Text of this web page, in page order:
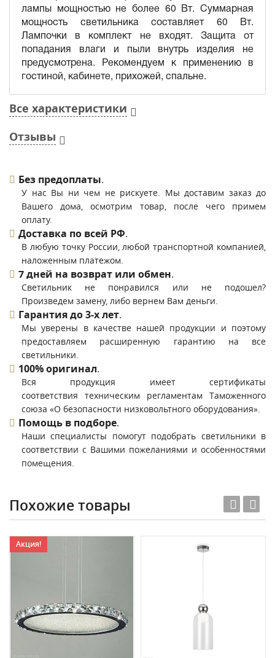
лампы мощностью не более 60 Вт. Суммарная
мощность светильника составляет 60 Вт.
Лампочки в комплект не входят. Защита от
попадания влаги и пыли внутрь изделия не
предусмотрена. Рекомендуем к применению в
гостиной, кабинете, прихожей, спальне.
Все характеристики
Отзывы
Без предоплаты.
У нас Вы ни чем не рискуете. Мы доставим заказ до
Вашего дома, осмотрим товар, после чего примем
оплату.
Доставка по всей РФ.
В любую точку России, любой транспортной компанией,
наложенным платежом.
7 дней на возврат или обмен.
Светильник не понравился или не подошел?
Произведем замену, либо вернем Вам деньги.
Гарантия до 3-х лет.
Мы уверены в качестве нашей продукции и поэтому
предоставляем расширенную гарантию на все
светильники.
100% оригинал.
Вся продукция имеет сертификаты
соответствия техническим регламентам Таможенного
союза «О безопасности низковольтного оборудования».
Помощь в подборе.
Наши специалисты помогут подобрать светильники в
соответствии с Вашими пожеланиями и особенностями
помещения.
Похожие товары
Акция!